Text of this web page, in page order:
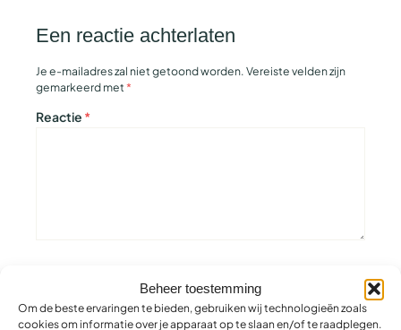
Beheer toestemming
Om de beste ervaringen te bieden, gebruiken wij technologieën zoals
cookies om informatie over je apparaat op te slaan en/of te raadplegen.
Een reactie achterlaten
Je e-mailadres zal niet getoond worden. Vereiste velden zijn
gemarkeerd met*
Reactie *
E-mail*